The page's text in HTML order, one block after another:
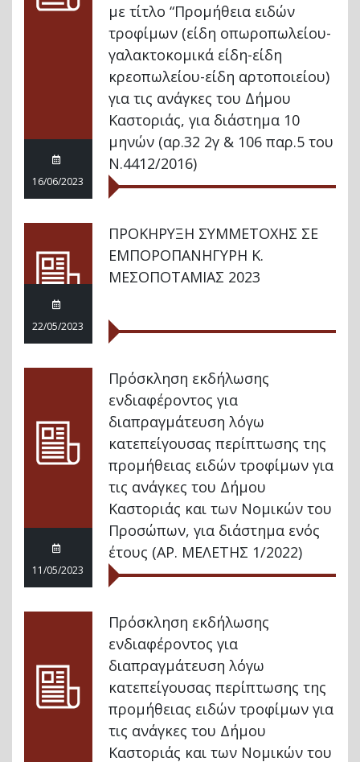
16/06/2023
με τίτλο “Προμήθεια ειδών
τροφίμων (είδη οπωροπωλείου-
γαλακτοκομικά είδη-είδη
κρεοπωλείου-είδη αρτοποιείου)
για τις ανάγκες του Δήμου
Καστοριάς, για διάστημα 10
μηνών (αρ.32 2γ & 106 παρ.5 του
Ν.4412/2016)
22/05/2023
ΠΡΟΚΗΡΥΞΗ ΣΥΜΜΕΤΟΧΗΣ ΣΕ
ΕΜΠΟΡΟΠΑΝΗΓΥΡΗ Κ.
ΜΕΣΟΠΟΤΑΜΙΑΣ 2023
11/05/2023
Πρόσκληση εκδήλωσης
ενδιαφέροντος για
διαπραγμάτευση λόγω
κατεπείγουσας περίπτωσης της
προμήθειας ειδών τροφίμων για
τις ανάγκες του Δήμου
Καστοριάς και των Νομικών του
Προσώπων, για διάστημα ενός
έτους (ΑΡ. ΜΕΛΕΤΗΣ 1/2022)
Πρόσκληση εκδήλωσης
ενδιαφέροντος για
διαπραγμάτευση λόγω
κατεπείγουσας περίπτωσης της
προμήθειας ειδών τροφίμων για
τις ανάγκες του Δήμου
Καστοριάς και των Νομικών του